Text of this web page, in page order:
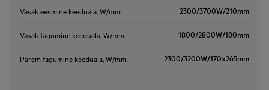
Vasak eesmine keeduala, W/mm 2300/3700W/210mm
Vasak tagumine keeduala, W/mm 1800/2800W/180mm
Parem tagumine keeduala, W/mm 2300/3200W/170x265mm